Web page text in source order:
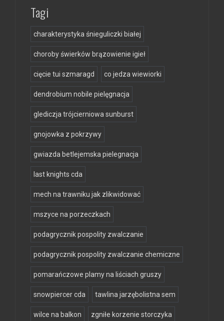
Tagi
charakterystyka śnieguliczki białej
choroby świerków brązowienie igieł
cięcie tui szmaragd co jedza wiewiorki
dendrobium nobile pielęgnacja
glediczja trójcierniowa sunburst
gnojowka z pokrzywy
gwiazda betlejemska pielegnacja
last knights cda
mech na trawniku jak zlikwidować
mszyce na porzeczkach
podagrycznik pospolity zwalczanie
podagrycznik pospolity zwalczanie chemiczne
pomarańczowe plamy na liściach gruszy
snowpiercer cda tawlina jarzębolistna sem
wilce na balkon zgniłe korzenie storczyka